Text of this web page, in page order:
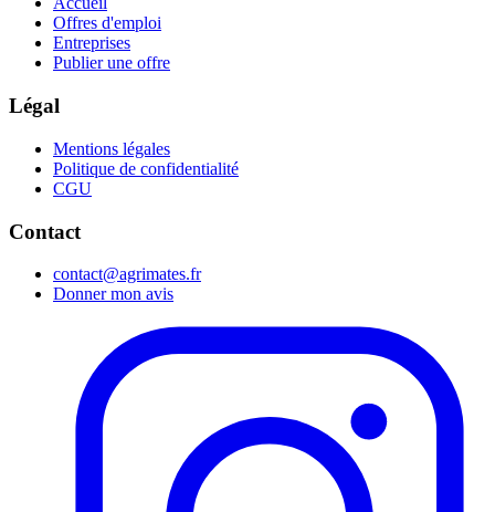
Offres d'emploi
Entreprises
Publier une offre
Légal
Mentions légales
Politique de confidentialité
CGU
Contact
contact@agrimates.fr
Donner mon avis